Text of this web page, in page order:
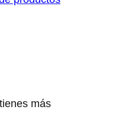
más